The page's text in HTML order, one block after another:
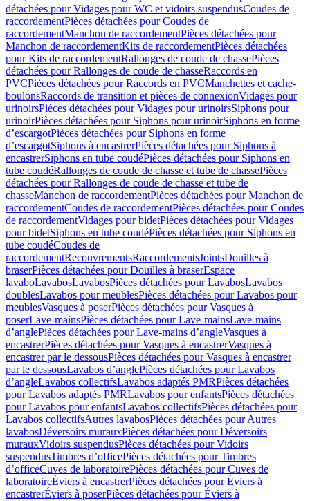
détachées pour Vidages pour WC et vidoirs suspendusCoudes de
raccordementPièces détachées pour Coudes de
raccordementManchon de raccordementPièces détachées pour
Manchon de raccordementKits de raccordementPièces détachées
pour Kits de raccordementRallonges de coude de chassePièces
détachées pour Rallonges de coude de chasseRaccords en
PVCPièces détachées pour Raccords en PVCManchettes et cache-
boulonsRaccords de transition et pièces de connexionVidages pour
urinoirsPièces détachées pour Vidages pour urinoirsSiphons pour
urinoirPièces détachées pour Siphons pour urinoirSiphons en forme
d’escargotPièces détachées pour Siphons en forme
d’escargotSiphons à encastrerPièces détachées pour Siphons à
encastrerSiphons en tube coudéPièces détachées pour Siphons en
tube coudéRallonges de coude de chasse et tube de chassePièces
détachées pour Rallonges de coude de chasse et tube de
chasseManchon de raccordementPièces détachées pour Manchon de
raccordementCoudes de raccordementPièces détachées pour Coudes
de raccordementVidages pour bidetPièces détachées pour Vidages
pour bidetSiphons en tube coudéPièces détachées pour Siphons en
tube coudéCoudes de
raccordementRecouvrementsRaccordementsJointsDouilles à
braserPièces détachées pour Douilles à braserEspace
lavaboLavabosLavabosPièces détachées pour LavabosLavabos
doublesLavabos pour meublesPièces détachées pour Lavabos pour
meublesVasques à poserPièces détachées pour Vasques à
poserLave-mainsPièces détachées pour Lave-mainsLave-mains
d’anglePièces détachées pour Lave-mains d’angleVasques à
encastrerPièces détachées pour Vasques à encastrerVasques à
encastrer par le dessousPièces détachées pour Vasques à encastrer
par le dessousLavabos d’anglePièces détachées pour Lavabos
d’angleLavabos collectifsLavabos adaptés PMRPièces détachées
pour Lavabos adaptés PMRLavabos pour enfantsPièces détachées
pour Lavabos pour enfantsLavabos collectifsPièces détachées pour
Lavabos collectifsAutres lavabosPièces détachées pour Autres
lavabosDéversoirs murauxPièces détachées pour Déversoirs
murauxVidoirs suspendusPièces détachées pour Vidoirs
suspendusTimbres dʼofficePièces détachées pour Timbres
dʼofficeCuves de laboratoirePièces détachées pour Cuves de
laboratoireÉviers à encastrerPièces détachées pour Éviers à
encastrerÉviers à poserPièces détachées pour Éviers à